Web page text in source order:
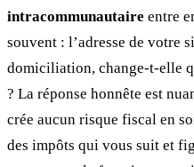
intracommunautaire entre
souvent : l’adresse de votre
domiciliation, change-t-elle
? La réponse honnête est
crée aucun risque fiscal en
des impôts qui vous suit et